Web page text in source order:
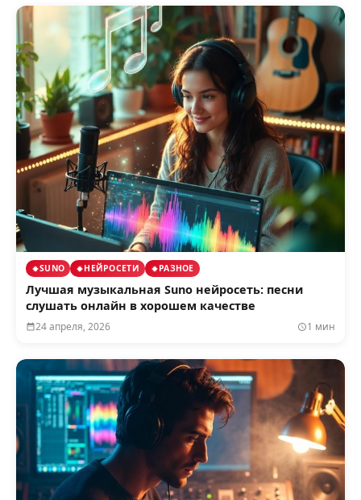
SUNO НЕЙРОСЕТИ РАЗНОЕ
Лучшая музыкальная Suno нейросеть: песни
слушать онлайн в хорошем качестве
24 апреля, 2026 1 мин